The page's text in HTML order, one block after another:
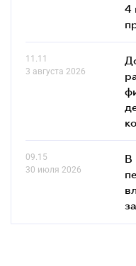
4
11.11
3 августа 2026
09.15
30 июля 2026
В